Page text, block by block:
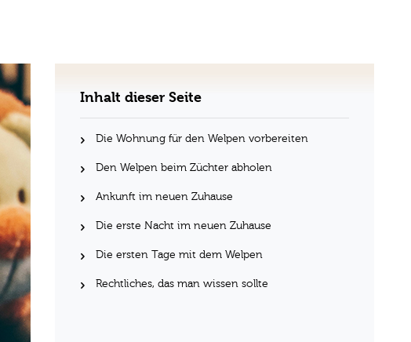
Inhalt dieser Seite
Die Wohnung für den Welpen vorbereiten
Den Welpen beim Züchter abholen
Ankunft im neuen Zuhause
Die erste Nacht im neuen Zuhause
Die ersten Tage mit dem Welpen
Rechtliches, das man wissen sollte